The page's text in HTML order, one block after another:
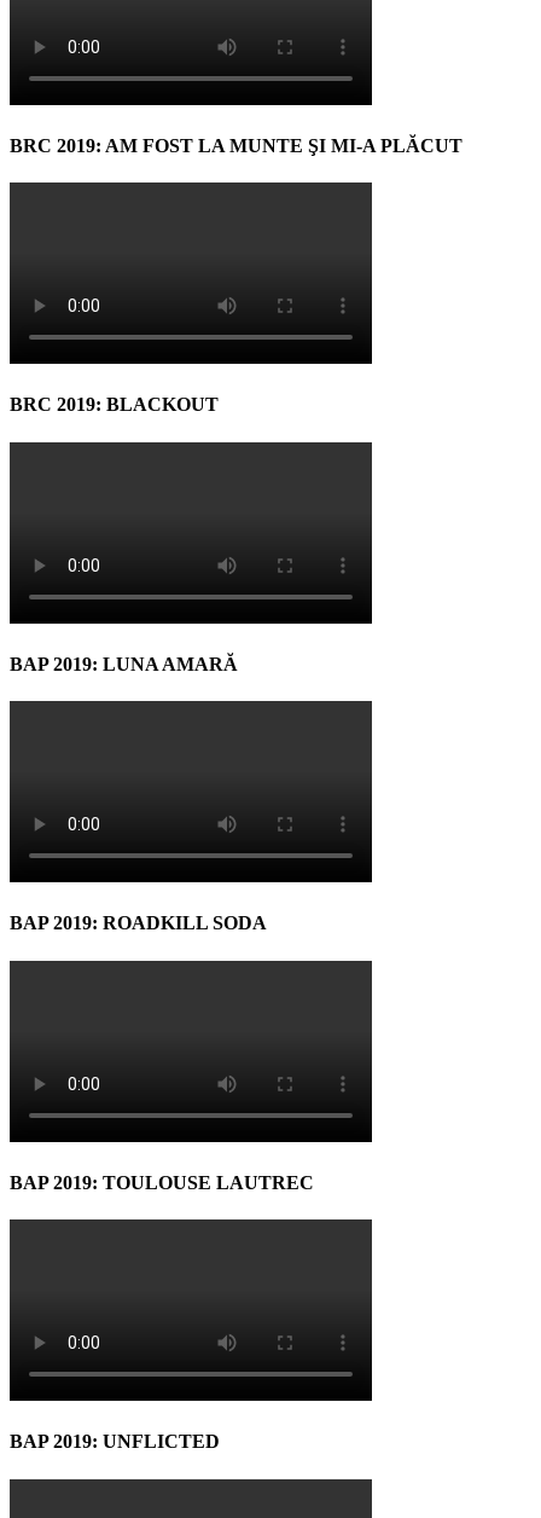
BRC 2019: AM FOST LA MUNTE ŞI MI-A PLĂCUT
BRC 2019: BLACKOUT
BAP 2019: LUNA AMARĂ
BAP 2019: ROADKILL SODA
BAP 2019: TOULOUSE LAUTREC
BAP 2019: UNFLICTED